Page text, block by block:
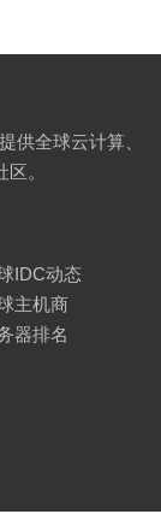
供全球云计算、
。
IDC动态
主机商
器排名